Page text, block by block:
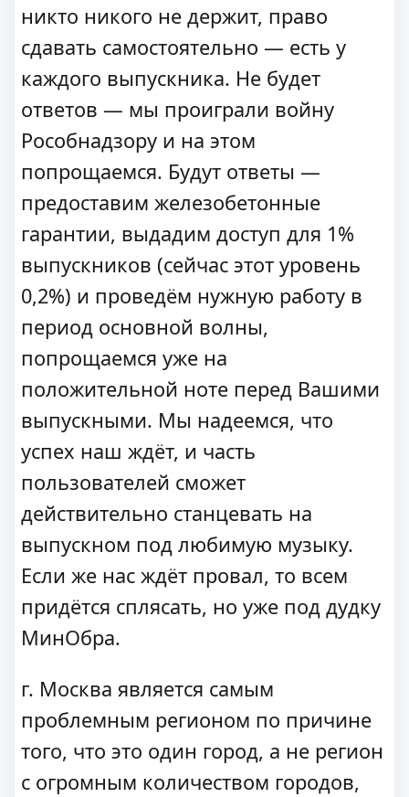
никто никого не держит, право
сдавать самостоятельно — есть у
каждого выпускника. Не будет
ответов — мы проиграли войну
Рособнадзору и на этом
попрощаемся. Будут ответы —
предоставим железобетонные
гарантии, выдадим доступ для 1%
выпускников (сейчас этот уровень
0,2%) и проведём нужную работу в
период основной волны,
попрощаемся уже на
положительной ноте перед Вашими
выпускными. Мы надеемся, что
успех наш ждёт, и часть
пользователей сможет
действительно станцевать на
выпускном под любимую музыку.
Если же нас ждёт провал, то всем
придётся сплясать, но уже под дудку
МинОбра.
г. Москва является самым
проблемным регионом по причине
того, что это один город, а не регион
с огромным количеством городов,